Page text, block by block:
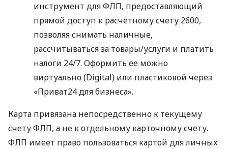
инструмент для ФЛП, предоставляющий
прямой доступ к расчетному счету 2600,
позволяя снимать наличные,
рассчитываться за товары/услуги и платить
налоги 24/7. Оформить ее можно
виртуально (Digital) или пластиковой через
«Приват24 для бизнеса».
Карта привязана непосредственно к текущему
счету ФЛП, а не к отдельному карточному счету.
ФЛП имеет право пользоваться картой для личных